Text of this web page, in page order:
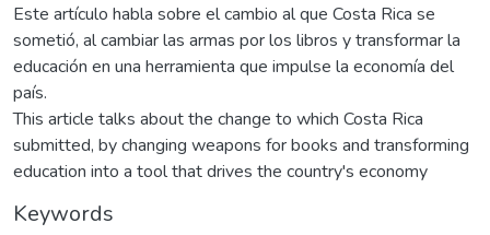
Este artículo habla sobre el cambio al que Costa Rica se
sometió, al cambiar las armas por los libros y transformar la
educación en una herramienta que impulse la economía del
país.
This article talks about the change to which Costa Rica
submitted, by changing weapons for books and transforming
education into a tool that drives the country's economy
Keywords